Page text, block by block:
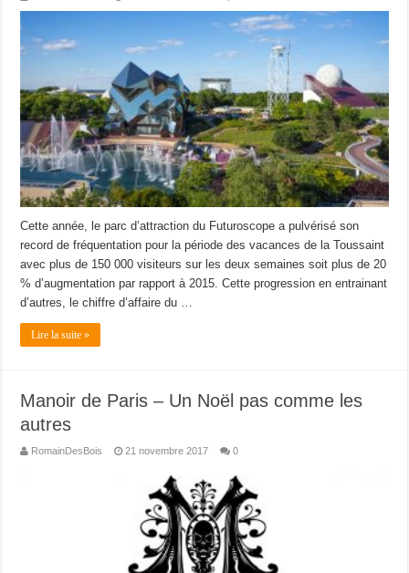
Cette année, le parc d’attraction du Futuroscope a pulvérisé son
record de fréquentation pour la période des vacances de la Toussaint
avec plus de 150 000 visiteurs sur les deux semaines soit plus de 20
% d’augmentation par rapport à 2015. Cette progression en entrainant
d’autres, le chiffre d’affaire du …
Lire la suite »
Manoir de Paris – Un Noël pas comme les
autres
RomainDesBois 21 novembre 2017 0